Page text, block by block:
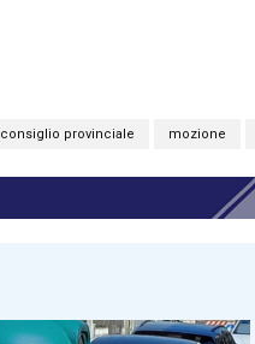
consiglio provinciale mozione